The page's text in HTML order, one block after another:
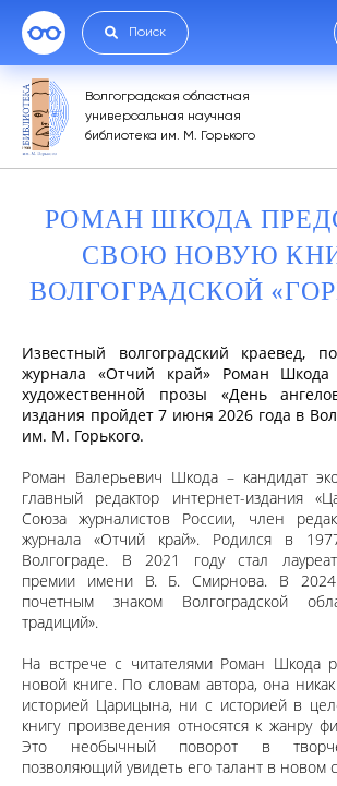
Поиск
Волгоградская областная
универсальная научная
библиотека им. М. Горького
РОМАН ШКОДА
СВОЮ НОВУЮ
ВОЛГОГРАДСКОЙ
Известный волгоградский краевед,
журнала «Отчий край» Роман Шкода
художественной прозы «День
издания пройдет 7 июня 2026 года в
им. М. Горького.
Роман Валерьевич Шкода – кандидат
главный редактор интернет-издания
Союза журналистов России, член
журнала «Отчий край». Родился в
Волгограде. В 2021 году стал
премии имени В. Б. Смирнова. В 2024
почетным знаком Волгоградской
традиций».
На встрече с читателями Роман Шкода
новой книге. По словам автора, она
историей Царицына, ни с историей в
книгу произведения относятся к жанру
Это необычный поворот в
позволяющий увидеть его талант в новом